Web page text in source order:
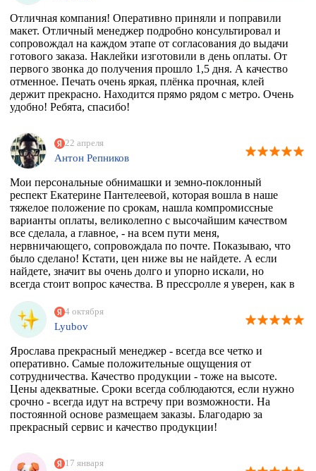
Отличная компания! Оперативно приняли и поправили
макет. Отличный менеджер подробно консультировал и
сопровождал на каждом этапе от согласования до выдачи
готового заказа. Наклейки изготовили в день оплаты. От
первого звонка до получения прошло 1,5 дня. А качество
отменное. Печать очень яркая, плёнка прочная, клей
держит прекрасно. Находится прямо рядом с метро. Очень
удобно! Ребята, спасибо!
22 апреля
Антон Репников
Мои персональные обнимашки и земно-поклонный
респект Екатерине Пантелеевой, которая вошла в наше
тяжелое положение по срокам, нашла компромиссные
варианты оплаты, великолепно с высочайшим качеством
все сделала, а главное, - на всем пути меня,
нервничающего, сопровождала по почте. Показываю, что
было сделано! Кстати, цен ниже вы не найдете. А если
найдете, значит вы очень долго и упорно искали, но
всегда стоит вопрос качества. В прессролле я уверен, как в
4 октября
Lyubov
Ярослава прекрасный менеджер - всегда все четко и
оперативно. Самые положительные ощущения от
сотрудничества. Качество продукции - тоже на высоте.
Цены адекватные. Сроки всегда соблюдаются, если нужно
срочно - всегда идут на встречу при возможности. На
постоянной основе размещаем заказы. Благодарю за
прекрасный сервис и качество продукции!
17 января